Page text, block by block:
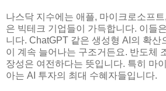
나스닥 지수에는 애플, 마이크로소프
은 빅테크 기업들이 가득합니다. 이들
니다. ChatGPT 같은 생성형 AI의 확산
이 계속 늘어나는 구조거든요. 반도체
장성은 여전하다는 뜻입니다. 특히 마
아는 AI 투자의 최대 수혜자들입니다.